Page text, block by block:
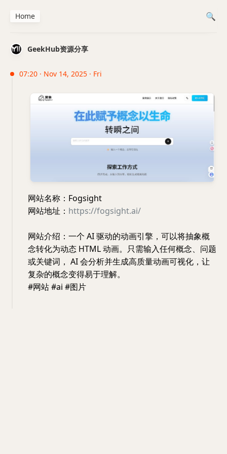
GeekHub资源分享
07:20 · Nov 14, 2025 · Fri
网站名称：Fogsight
网站地址： https://fogsight.ai/
网站介绍：一个 AI 驱动的动画引擎，可以将抽象概
念转化为动态 HTML 动画。只需输入任何概念、问题
或关键词， AI 会分析并生成高质量动画可视化，让
复杂的概念变得易于理解。
#网站 #ai #图片
Home